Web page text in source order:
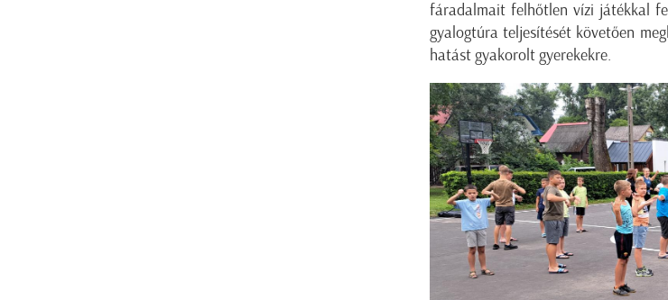
fáradalmait felhőtlen vízi játékkal
gyalogtúra teljesítését követően
hatást gyakorolt gyerekekre.